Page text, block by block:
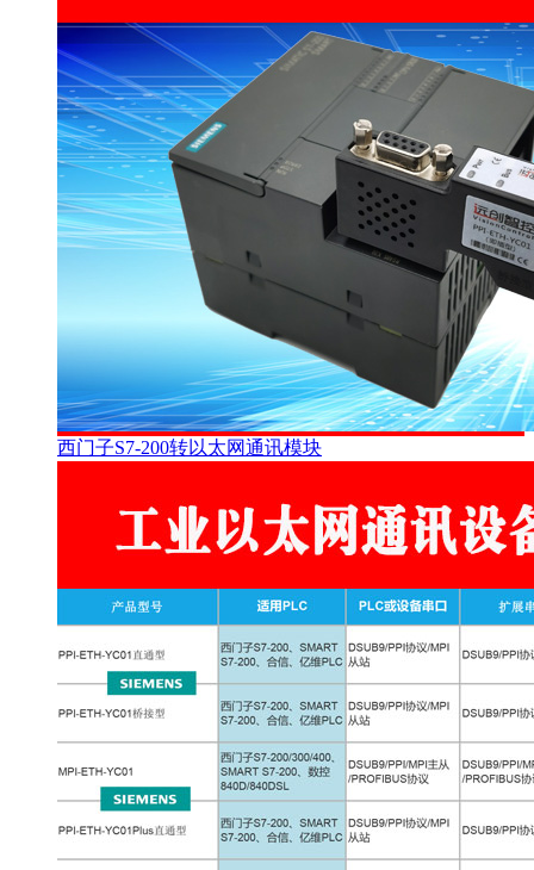
西门子S7-200转以太网通讯模块